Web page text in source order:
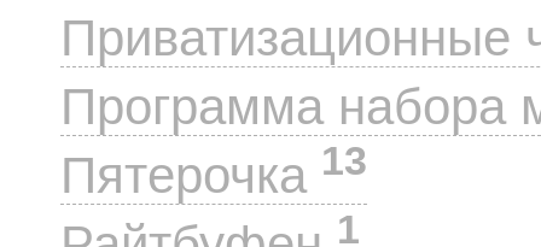
Приватизационные
Программа набора
Пятерочка 13
1